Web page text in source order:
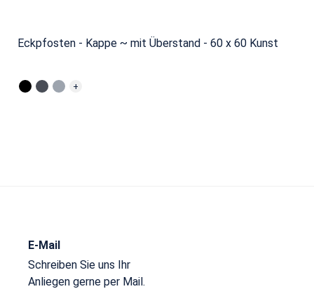
Eckpfosten - Kappe ~ mit Überstand - 60 x 60 Kunst
+
E-Mail
Schreiben Sie uns Ihr
Anliegen gerne per Mail.